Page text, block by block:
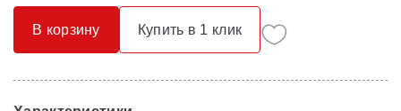
В корзину Купить в 1 клик